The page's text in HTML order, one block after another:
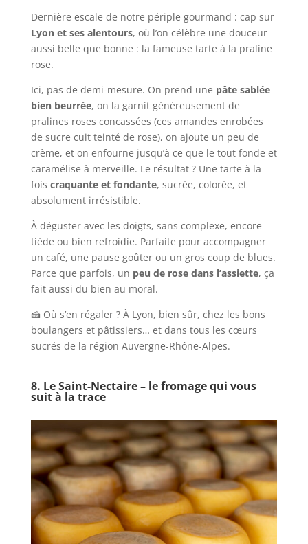
Dernière escale de notre périple gourmand : cap sur
Lyon et ses alentours, où l’on célèbre une douceur
aussi belle que bonne : la fameuse tarte à la praline
rose.
Ici, pas de demi-mesure. On prend une pâte sablée
bien beurrée, on la garnit généreusement de
pralines roses concassées (ces amandes enrobées
de sucre cuit teinté de rose), on ajoute un peu de
crème, et on enfourne jusqu’à ce que le tout fonde et
caramélise à merveille. Le résultat ? Une tarte à la
fois craquante et fondante, sucrée, colorée, et
absolument irrésistible.
À déguster avec les doigts, sans complexe, encore
tiède ou bien refroidie. Parfaite pour accompagner
un café, une pause goûter ou un gros coup de blues.
Parce que parfois, un peu de rose dans l’assiette, ça
fait aussi du bien au moral.
🍰 Où s’en régaler ? À Lyon, bien sûr, chez les bons
boulangers et pâtissiers… et dans tous les cœurs
sucrés de la région Auvergne-Rhône-Alpes.
8. Le Saint-Nectaire – le fromage qui vous
suit à la trace